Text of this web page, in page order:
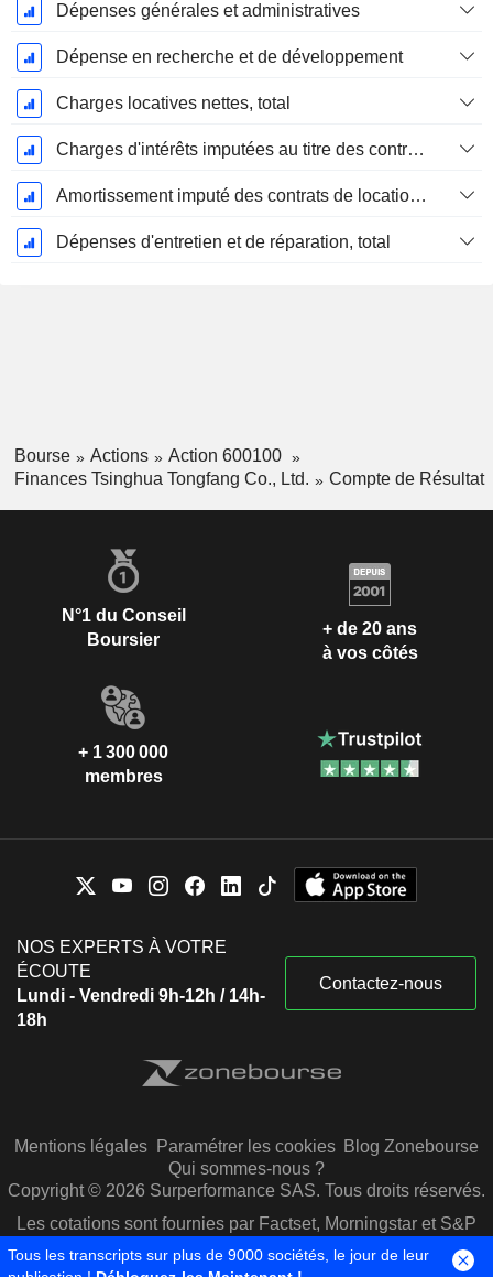
Dépenses générales et administratives
Dépense en recherche et de développement
Charges locatives nettes, total
Charges d'intérêts imputées au titre des contrats de location
Amortissement imputé des contrats de location simple
Dépenses d'entretien et de réparation, total
Bourse Actions
Action 600100
Finances Tsinghua Tongfang Co., Ltd.
Compte de Résultat
N°1 du Conseil
Boursier
+ de 20 ans
à vos côtés
+ 1 300 000
membres
NOS EXPERTS À VOTRE
ÉCOUTE
Lundi - Vendredi 9h-12h / 14h-
18h
Contactez-nous
Mentions légales Paramétrer les cookies Blog Zonebourse
Qui sommes-nous ?
Copyright © 2026 Surperformance SAS. Tous droits réservés.
Les cotations sont fournies par Factset, Morningstar et S&P
Capital IQ
Tous les transcripts sur plus de 9000 sociétés, le jour de leur